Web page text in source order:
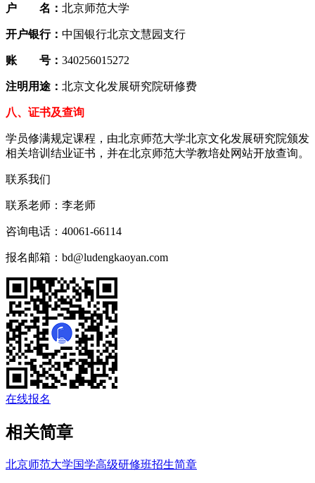
户 名： 北京师范大学
开户银行： 中国银行北京文慧园支行
账 号： 340256015272
注明用途： 北京文化发展研究院研修费
八、证书及查询
学员修满规定课程，由北京师范大学北京文化发展研究院颁发
相关培训结业证书，并在北京师范大学教培处网站开放查询。
联系我们
联系老师： 李老师
咨询电话： 40061-66114
报名邮箱： bd@ludengkaoyan.com
在线报名
相关简章
北京师范大学国学高级研修班招生简章